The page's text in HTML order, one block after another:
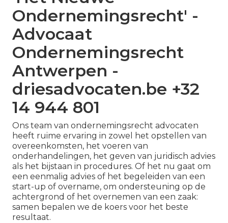
Ondernemingsrecht' -
Advocaat
Ondernemingsrecht
Antwerpen -
driesadvocaten.be +32
14 944 801
Ons team van ondernemingsrecht advocaten
heeft ruime ervaring in zowel het opstellen van
overeenkomsten, het voeren van
onderhandelingen, het geven van juridisch advies
als het bijstaan in procedures. Of het nu gaat om
een eenmalig advies of het begeleiden van een
start-up of overname, om ondersteuning op de
achtergrond of het overnemen van een zaak:
samen bepalen we de koers voor het beste
resultaat.